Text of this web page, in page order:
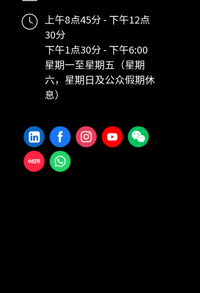
上午8点45分 - 下午12点
30分
下午1点30分 - 下午6:00
星期一至星期五（星期
六，星期日及公众假期休
息）